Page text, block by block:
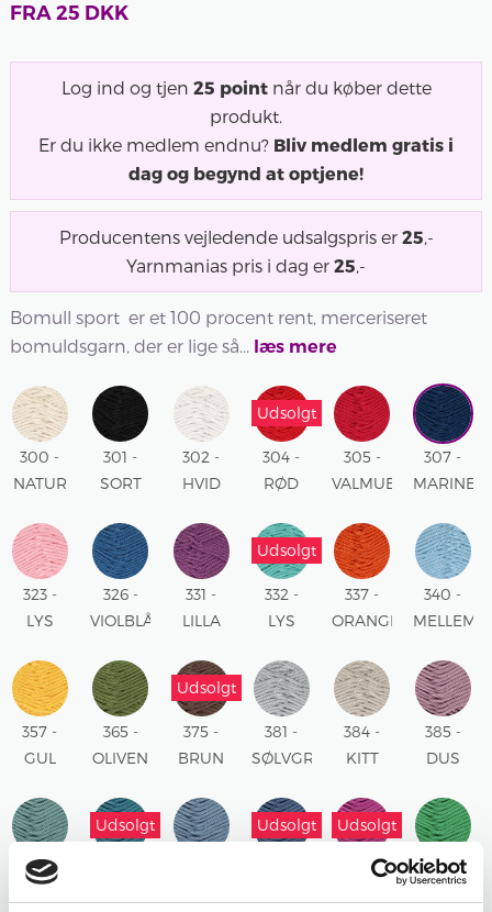
FRA25 DKK
Log ind og tjen 25 pointnår du køber dette
produkt.
Er du ikke medlem endnu? Bliv medlem gratis i
dag og begynd at optjene!
Producentens vejledende udsalgspris er 25,-
Yarnmanias pris i dag er 25,-
Bomull sport er et 100 procent rent, merceriseret
bomuldsgarn, der er lige så... læs mere
300 -
NATUR
301 -
SORT
302 -
HVID
Udsolgt
304 -
RØD
305 -
VALMUE
307 -
MARINE
323 -
LYS
326 -
VIOLBLÅ
331 -
LILLA
Udsolgt
332 -
LYS
337 -
ORANGE
340 -
357 -
GUL
365 -
OLIVEN
Udsolgt
375 -
BRUN
381 -
SØLVGRÅ
384 -
KITT
385 -
DUS
386 -
Udsolgt Udsolgt Udsolgt
390 -
391 -